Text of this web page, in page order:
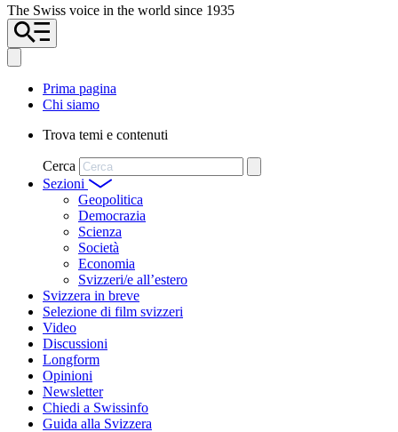
The Swiss voice in the world since 1935
Prima pagina
Chi siamo
Trova temi e contenuti
Cerca
Sezioni
Geopolitica
Democrazia
Scienza
Società
Economia
Svizzeri/e all’estero
Svizzera in breve
Selezione di film svizzeri
Video
Discussioni
Longform
Opinioni
Newsletter
Chiedi a Swissinfo
Guida alla Svizzera